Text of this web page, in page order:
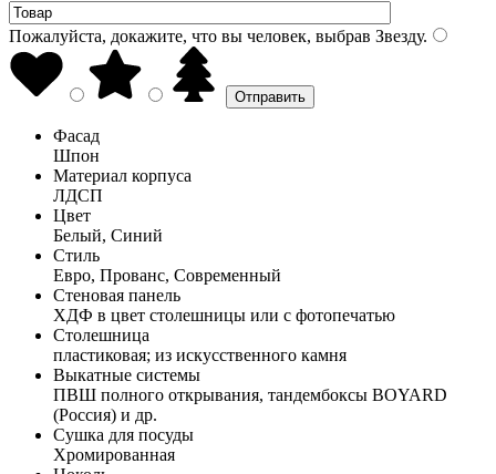
Пожалуйста, докажите, что вы человек, выбрав Звезду.
Фасад
Шпон
Материал корпуса
ЛДСП
Цвет
Белый, Синий
Стиль
Евро, Прованс, Современный
Стеновая панель
ХДФ в цвет столешницы или с фотопечатью
Столешница
пластиковая; из искусственного камня
Выкатные системы
ПВШ полного открывания, тандембоксы BOYARD
(Россия) и др.
Сушка для посуды
Хромированная